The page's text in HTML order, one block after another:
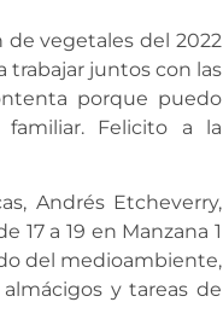
de vegetales del 2022
trabajar juntos con las
porque puedo
Felicito a la
Andrés Etcheverry,
a 19 en Manzana 1
del medioambiente,
y tareas de